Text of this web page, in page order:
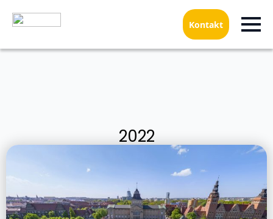
Kontakt
2022